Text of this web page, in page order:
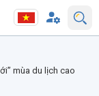
mùa du lịch cao